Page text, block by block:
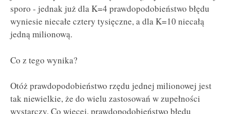
sporo - jednak już dla K=4 prawdopodobieństwo błędu
wyniesie niecałe cztery tysięczne, a dla K=10 niecałą
jedną milionową.
Co z tego wynika?
Otóż prawdopodobieństwo rzędu jednej milionowej jest
tak niewielkie, że do wielu zastosowań w zupełności
wystarczy. Co więcej, prawdopodobieństwo błędu